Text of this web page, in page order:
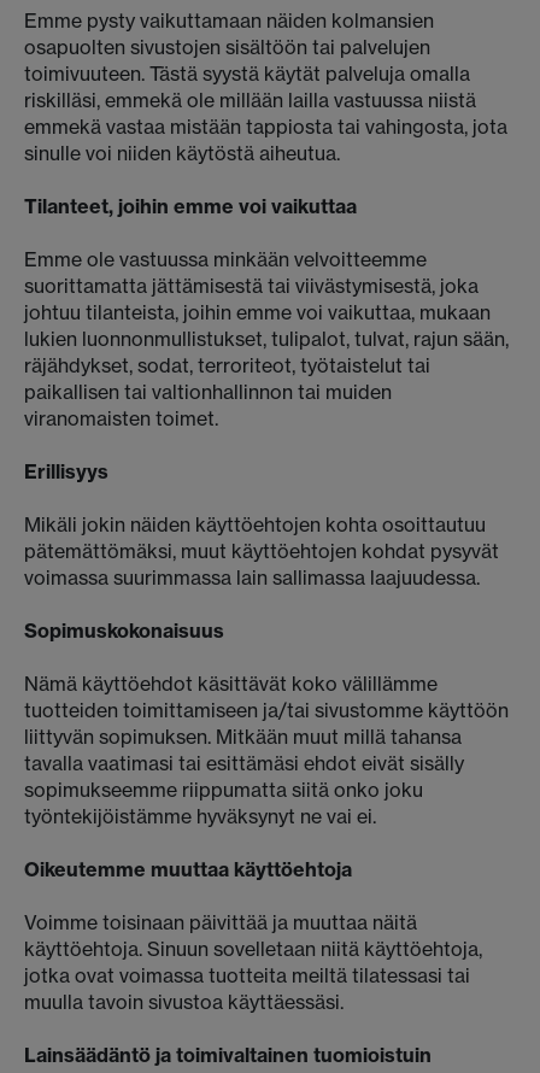
Emme pysty vaikuttamaan näiden kolmansien
osapuolten sivustojen sisältöön tai palvelujen
toimivuuteen. Tästä syystä käytät palveluja omalla
riskilläsi, emmekä ole millään lailla vastuussa niistä
emmekä vastaa mistään tappiosta tai vahingosta, jota
sinulle voi niiden käytöstä aiheutua.
Tilanteet, joihin emme voi vaikuttaa
Emme ole vastuussa minkään velvoitteemme
suorittamatta jättämisestä tai viivästymisestä, joka
johtuu tilanteista, joihin emme voi vaikuttaa, mukaan
lukien luonnonmullistukset, tulipalot, tulvat, rajun sään,
räjähdykset, sodat, terroriteot, työtaistelut tai
paikallisen tai valtionhallinnon tai muiden
viranomaisten toimet.
Erillisyys
Mikäli jokin näiden käyttöehtojen kohta osoittautuu
pätemättömäksi, muut käyttöehtojen kohdat pysyvät
voimassa suurimmassa lain sallimassa laajuudessa.
Sopimuskokonaisuus
Nämä käyttöehdot käsittävät koko välillämme
tuotteiden toimittamiseen ja/tai sivustomme käyttöön
liittyvän sopimuksen. Mitkään muut millä tahansa
tavalla vaatimasi tai esittämäsi ehdot eivät sisälly
sopimukseemme riippumatta siitä onko joku
työntekijöistämme hyväksynyt ne vai ei.
Oikeutemme muuttaa käyttöehtoja
Voimme toisinaan päivittää ja muuttaa näitä
käyttöehtoja. Sinuun sovelletaan niitä käyttöehtoja,
jotka ovat voimassa tuotteita meiltä tilatessasi tai
muulla tavoin sivustoa käyttäessäsi.
Lainsäädäntö ja toimivaltainen tuomioistuin